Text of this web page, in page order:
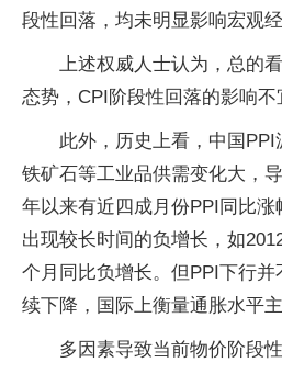
段性回落，均未明显影响宏观
上述权威人士认为，总的
态势，CPI阶段性回落的影响不
此外，历史上看，中国PPI
铁矿石等工业品供需变化大，
年以来有近四成月份PPI同比
出现较长时间的负增长，如
个月同比负增长。但PPI下行
续下降，国际上衡量通胀水平主
多因素导致当前物价阶段